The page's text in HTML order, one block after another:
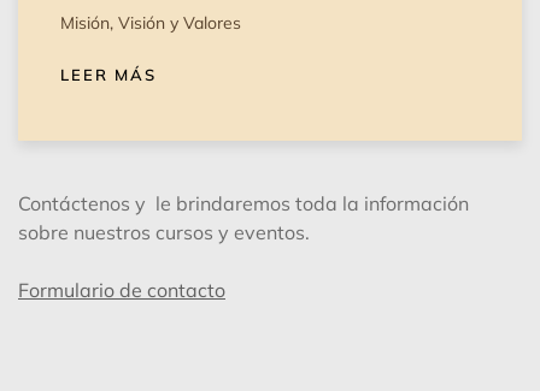
Contáctenos y le brindaremos toda la información
sobre nuestros cursos y eventos.
Formulario de contacto
Misión, Visión y Valores
LEER MÁS